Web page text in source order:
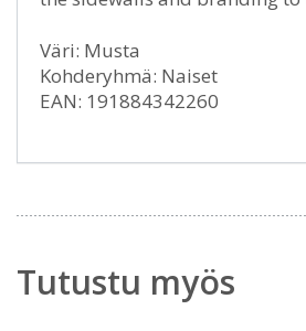
Väri: Musta
Kohderyhmä: Naiset
EAN: 191884342260
Tutustu myös